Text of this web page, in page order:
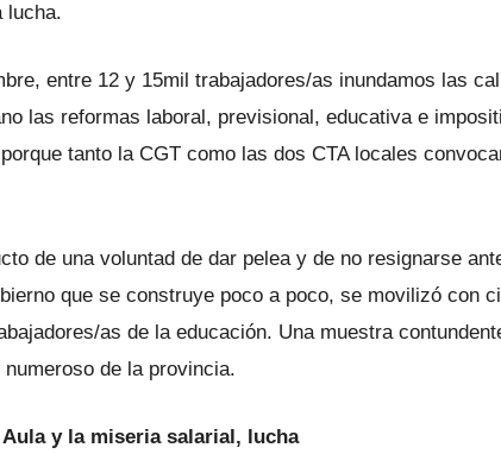
lucha.
entre 12 y 15mil trabajadores/as inundamos las
las reformas laboral, previsional, educativa e
tanto la CGT como las dos CTA locales
de una voluntad de dar pelea y de no resignarse
que se construye poco a poco, se movilizó con
as de la educación. Una muestra
de la provincia.
y la miseria salarial, lucha